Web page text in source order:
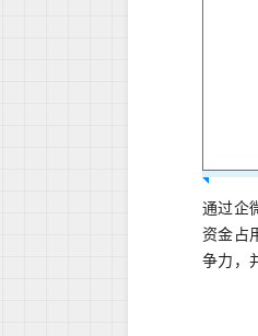
通过企
资金占
争力，